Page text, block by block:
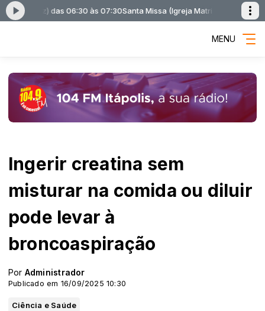
das 06:30 às 07:30Santa Missa (Igreja Matriz) com Santa Missa
MENU
Ingerir creatina sem
misturar na comida ou diluir
pode levar à
broncoaspiração
Por Administrador
Publicado em 16/09/2025 10:30
Ciência e Saúde